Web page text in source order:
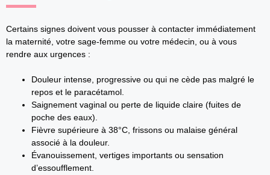
Certains signes doivent vous pousser à contacter immédiatement
la maternité, votre sage-femme ou votre médecin, ou à vous
rendre aux urgences :
Douleur intense, progressive ou qui ne cède pas malgré le
repos et le paracétamol.
Saignement vaginal ou perte de liquide claire (fuites de
poche des eaux).
Fièvre supérieure à 38°C, frissons ou malaise général
associé à la douleur.
Évanouissement, vertiges importants ou sensation
d’essoufflement.